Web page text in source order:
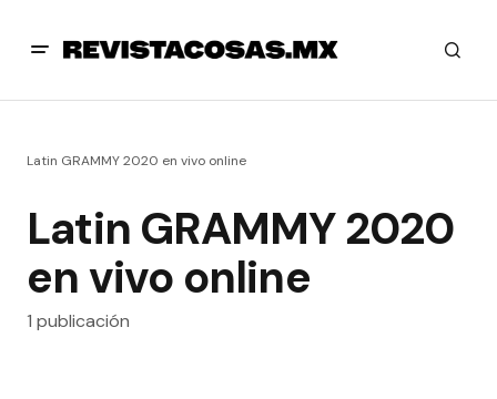
Latin GRAMMY 2020 en vivo online
Latin GRAMMY 2020
en vivo online
1 publicación